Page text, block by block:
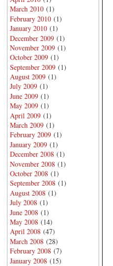
March 2010 (1)
February 2010 (1)
January 2010 (1)
December 2009 (1)
November 2009 (1)
October 2009 (1)
September 2009 (1)
August 2009 (1)
July 2009 (1)
June 2009 (1)
May 2009 (1)
April 2009 (1)
March 2009 (1)
February 2009 (1)
January 2009 (1)
December 2008 (1)
November 2008 (1)
October 2008 (1)
September 2008 (1)
August 2008 (1)
July 2008 (1)
June 2008 (1)
May 2008 (14)
April 2008 (47)
March 2008 (28)
February 2008 (7)
January 2008 (15)